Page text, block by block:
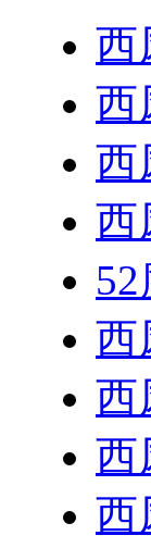
西
西
西
西
西
西
西
西